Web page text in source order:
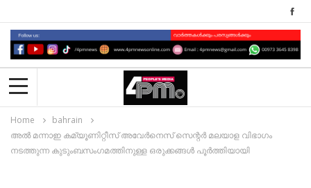
Home
bahrain
അൽ മന്നാഇ കമ്യൂണിറ്റീസ് അവേർനെസ് സെന്റർ മലയാള വിഭാഗം
നടത്തുന്ന കുടുംബസംഗമത്തിനുള്ള ഒരുക്കങ്ങൾ പൂർത്തിയായി